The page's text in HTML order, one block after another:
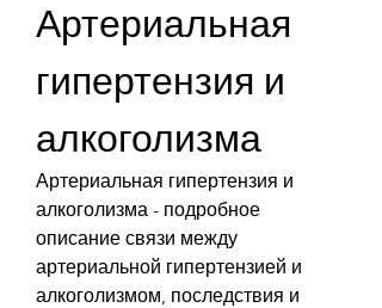
Артериальная
гипертензия и
алкоголизма
Артериальная гипертензия и
алкоголизма - подробное
описание связи между
артериальной гипертензией и
алкоголизмом, последствия и